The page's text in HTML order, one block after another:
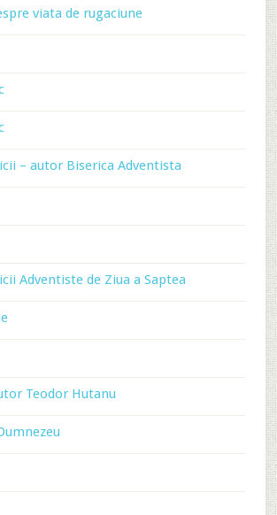
viata de rugaciune
– autor Biserica Adventista
Adventiste de Ziua a Saptea
Teodor Hutanu